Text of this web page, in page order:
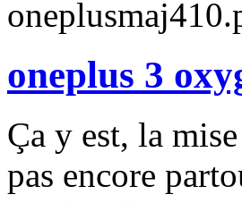
oneplus 3
Ça y est, la
pas encore